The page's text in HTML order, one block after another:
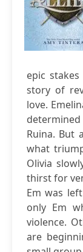
epic
story of
love.
Ruina. But
what
Olivia
thirst for
Em was
only Em
violence.
are